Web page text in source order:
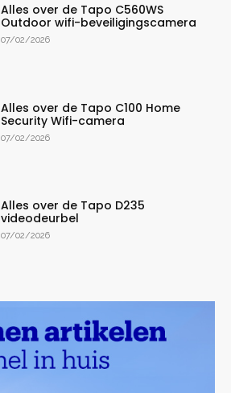
Alles over de Tapo C560WS
Outdoor wifi-beveiligingscamera
07/02/2026
Alles over de Tapo C100 Home
Security Wifi-camera
07/02/2026
Alles over de Tapo D235
videodeurbel
07/02/2026